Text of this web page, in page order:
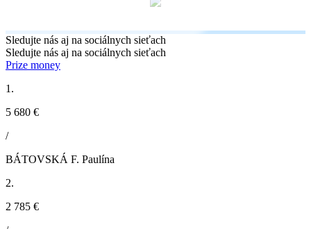
Sledujte nás aj na sociálnych sieťach
Sledujte nás aj na sociálnych sieťach
Prize money
1.
5 680 €
/
BÁTOVSKÁ F. Paulína
2.
2 785 €